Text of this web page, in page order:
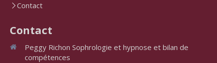
Contact
Contact
Peggy Richon Sophrologie et hypnose et bilan de
compétences